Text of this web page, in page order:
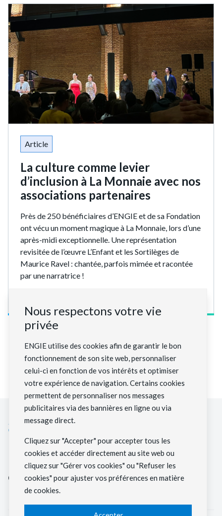
Article
La culture comme levier
d’inclusion à La Monnaie avec nos
associations partenaires
Près de 250 bénéficiaires d’ENGIE et de sa Fondation
ont vécu un moment magique à La Monnaie, lors d’une
après-midi exceptionnelle. Une représentation
revisitée de l’œuvre L’Enfant et les Sortilèges de
Maurice Ravel : chantée, parfois mimée et racontée
par une narratrice !
Voir la suite
Nous construisons le système
énergétique bas carbone de demain.
Nous respectons votre vie
privée
ENGIE utilise des cookies afin de garantir le bon
fonctionnement de son site web, personnaliser
celui-ci en fonction de vos intérêts et optimiser
votre expérience de navigation. Certains cookies
permettent de personnaliser nos messages
publicitaires via des bannières en ligne ou via
message direct.
Cliquez sur "Accepter" pour accepter tous les
cookies et accéder directement au site web ou
cliquez sur "Gérer vos cookies" ou "Refuser les
cookies" pour ajuster vos préférences en matière
de cookies.